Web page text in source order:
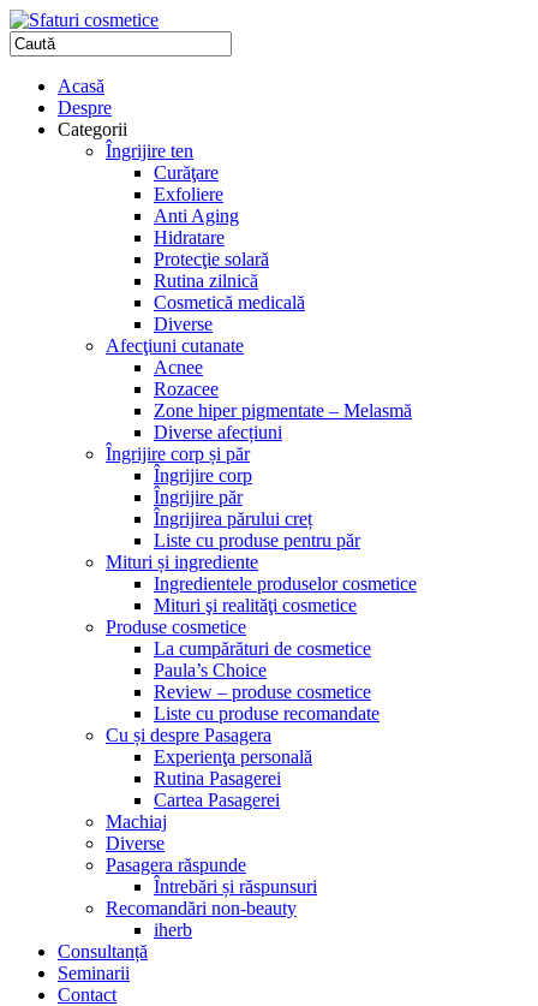
Acasă
Despre
Categorii
Îngrijire ten
Curăţare
Exfoliere
Anti Aging
Hidratare
Protecţie solară
Rutina zilnică
Cosmetică medicală
Diverse
Afecţiuni cutanate
Acnee
Rozacee
Zone hiper pigmentate – Melasmă
Diverse afecțiuni
Îngrijire corp și păr
Îngrijire corp
Îngrijire păr
Îngrijirea părului creț
Liste cu produse pentru păr
Mituri și ingrediente
Ingredientele produselor cosmetice
Mituri şi realităţi cosmetice
Produse cosmetice
La cumpărături de cosmetice
Paula’s Choice
Review – produse cosmetice
Liste cu produse recomandate
Cu și despre Pasagera
Experienţa personală
Rutina Pasagerei
Cartea Pasagerei
Machiaj
Diverse
Pasagera răspunde
Întrebări și răspunsuri
Recomandări non-beauty
iherb
Consultanță
Seminarii
Contact